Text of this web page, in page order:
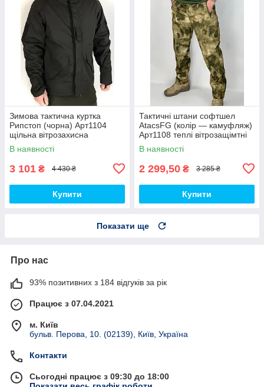
Зимова тактична куртка
Рипстоп (чорна) Арт1104
щільна вітрозахисна
водовідштовхувальна топ
В наявності
3 101 ₴ 4 430 ₴
Купити
Тактичні штани софтшел
AtacsFG (колір — камуфляж)
Арт1108 теплі вітрозащімтні
водовідштовхувальні на флісі
топ
В наявності
2 299,50 ₴ 3 285 ₴
Купити
Показати ще
Про нас
93% позитивних з 184 відгуків за рік
Працює з 07.04.2021
м. Київ
бульв. Перова, 10. (02139), Київ, Україна
Контакти
Сьогодні працює з 09:30 до 18:00